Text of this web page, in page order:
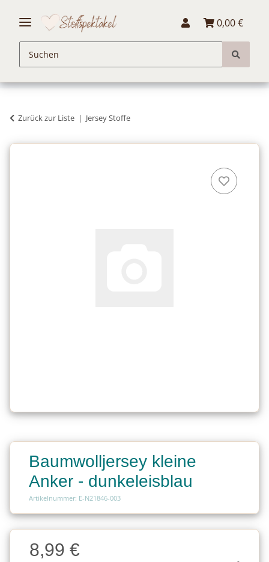
0,00 €
Zurück zur Liste Jersey Stoffe
Baumwolljersey kleine
Anker - dunkeleisblau
Artikelnummer: E-N21846-003
Charge
Charge8,99 €